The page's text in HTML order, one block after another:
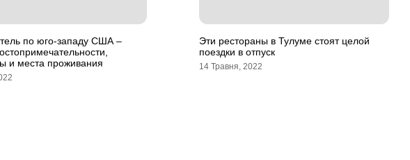
по юго-западу США –
и места проживания
Эти рестораны в Тулуме стоят целой
поездки в отпуск
14 Травня, 2022